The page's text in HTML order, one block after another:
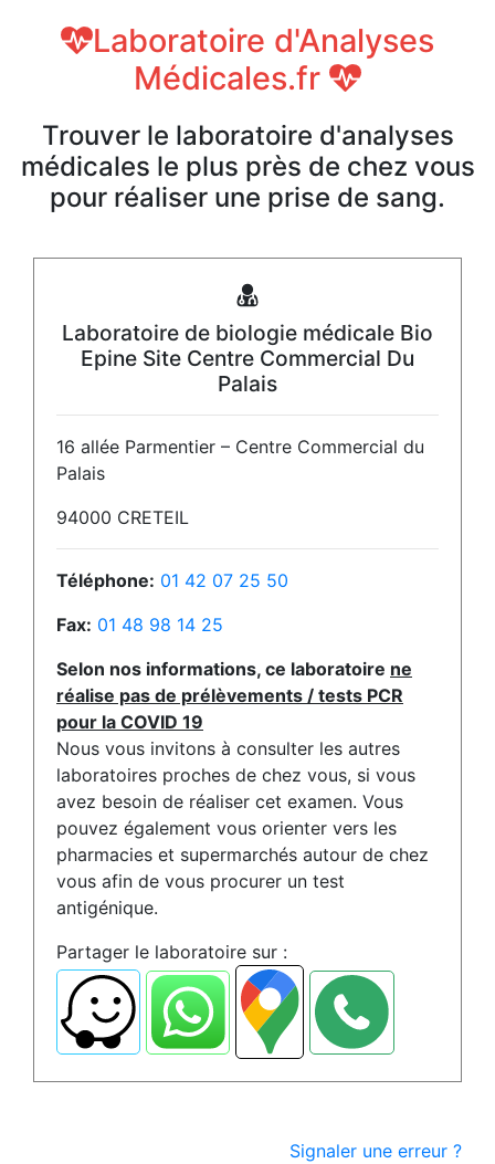
Laboratoire d'Analyses
Médicales.fr
Trouver le laboratoire d'analyses
médicales le plus près de chez vous
pour réaliser une prise de sang.
Laboratoire de biologie médicale Bio
Epine Site Centre Commercial Du
Palais
16 allée Parmentier – Centre Commercial du
Palais
94000 CRETEIL
Téléphone: 01 42 07 25 50
Fax: 01 48 98 14 25
Selon nos informations, ce laboratoire ne
réalise pas de prélèvements / tests PCR
pour la COVID 19
Nous vous invitons à consulter les autres
laboratoires proches de chez vous, si vous
avez besoin de réaliser cet examen. Vous
pouvez également vous orienter vers les
pharmacies et supermarchés autour de chez
vous afin de vous procurer un test
antigénique.
Partager le laboratoire sur :
Signaler une erreur ?